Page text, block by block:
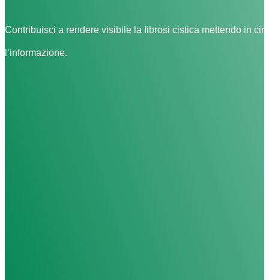
Contribuisci a rendere visibile la fibrosi cistica mettendo in
l’informazione.